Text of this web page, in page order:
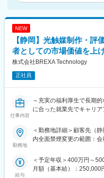
NEW
【静岡】光触媒制作・
者としての市場価値を上
株式会社BREXA Technology
正社員
仕事内容
～充実の福利厚生で長期
に合った就業先でキャリ
■募集背景
を募集しています。住宅
ており、技術者としての
勤務地
＜勤務地詳細＞顧客先（
内全面禁煙変更の範囲：
給与
＜予定年収＞400万円～
月額（基本給）：